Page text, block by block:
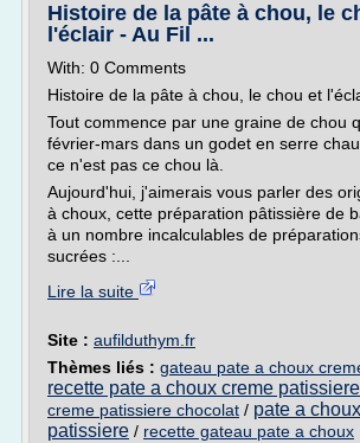
Histoire de la pâte à chou, le
l'éclair - Au Fil ...
With: 0 Comments
Histoire de la pâte à chou, le chou et
Tout commence par une graine de chou
février-mars dans un godet en serre
ce n'est pas ce chou là.
Aujourd'hui, j'aimerais vous parler des
à choux, cette préparation pâtissière de
à un nombre incalculables de
sucrées :...
Lire la suite
Site : aufilduthym.fr
Thèmes liés : gateau pate a choux
recette pate a choux creme patissiere
creme patissiere chocolat / pate a
patissiere / recette gateau pate a choux